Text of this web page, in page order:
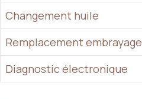
Changement huile
Remplacement embrayage
Diagnostic électronique